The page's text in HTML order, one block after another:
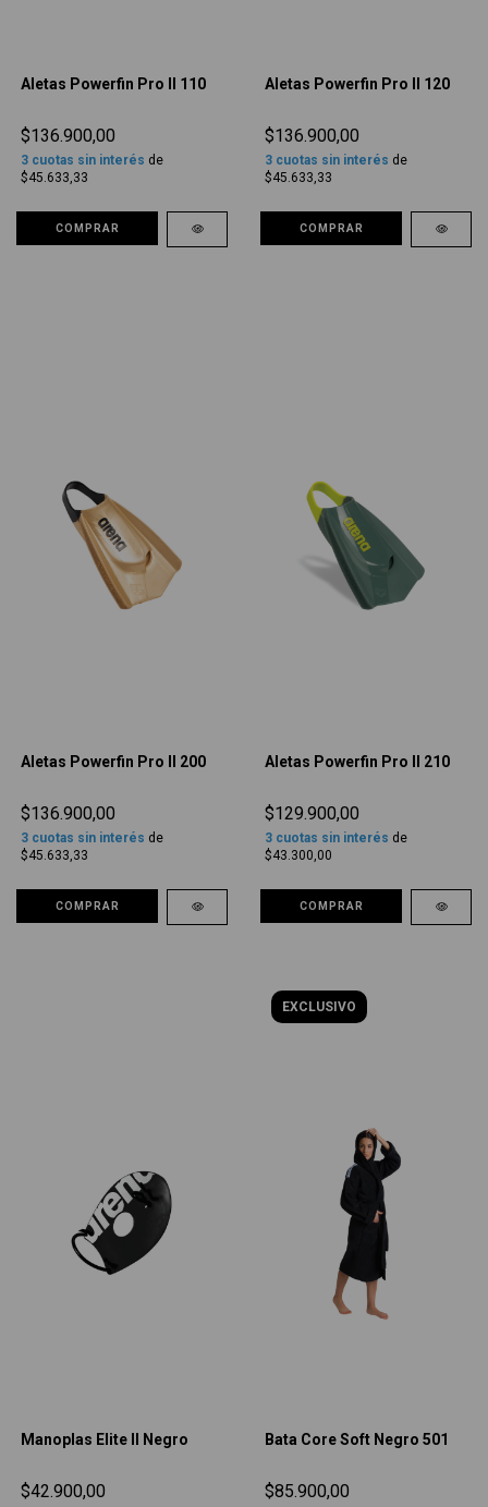
Aletas Powerfin Pro II 110
$136.900,00
3 cuotas sin interés de
$45.633,33
COMPRAR
Aletas Powerfin Pro II 120
$136.900,00
3 cuotas sin interés de
$45.633,33
COMPRAR
Aletas Powerfin Pro II 200
$136.900,00
3 cuotas sin interés de
$45.633,33
COMPRAR
Aletas Powerfin Pro II 210
$129.900,00
3 cuotas sin interés de
$43.300,00
COMPRAR
Manoplas Elite II Negro
$42.900,00
EXCLUSIVO
Bata Core Soft Negro 501
$85.900,00